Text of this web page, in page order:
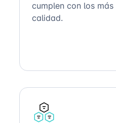
cumplen con los
calidad.